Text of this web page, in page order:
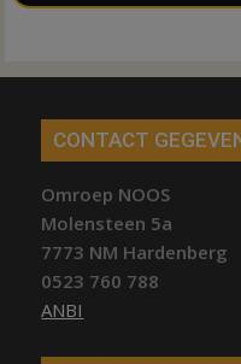
CONTACT
Omroep NOOS
Molensteen 5a
7773 NM Hardenberg
0523 760 788
ANBI